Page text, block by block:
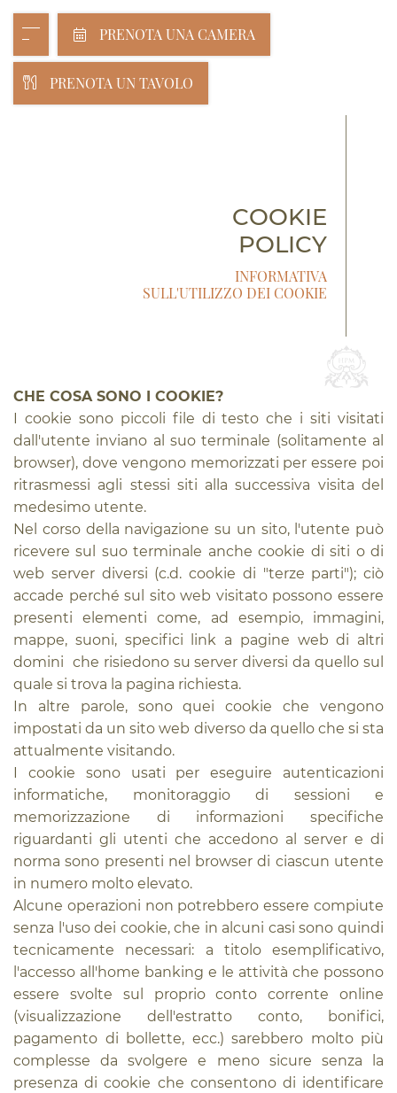
PRENOTA UNA CAMERA
COOKIE
POLICY
INFORMATIVA
SULL'UTILIZZO DEI COOKIE
CHE COSA SONO I COOKIE?
I cookie sono piccoli file di testo che i siti visitati
dall'utente inviano al suo terminale (solitamente al
browser), dove vengono memorizzati per essere poi
ritrasmessi agli stessi siti alla successiva visita del
medesimo utente.
Nel corso della navigazione su un sito, l'utente può
ricevere sul suo terminale anche cookie di siti o di
web server diversi (c.d. cookie di "terze parti"); ciò
accade perché sul sito web visitato possono essere
presenti elementi come, ad esempio, immagini,
mappe, suoni, specifici link a pagine web di altri
domini che risiedono su server diversi da quello sul
quale si trova la pagina richiesta.
In altre parole, sono quei cookie che vengono
impostati da un sito web diverso da quello che si sta
attualmente visitando.
I cookie sono usati per eseguire autenticazioni
informatiche, monitoraggio di sessioni e
memorizzazione di informazioni specifiche
riguardanti gli utenti che accedono al server e di
norma sono presenti nel browser di ciascun utente
in numero molto elevato.
Alcune operazioni non potrebbero essere compiute
senza l'uso dei cookie, che in alcuni casi sono quindi
tecnicamente necessari: a titolo esemplificativo,
l'accesso all'home banking e le attività che possono
essere svolte sul proprio conto corrente online
(visualizzazione dell'estratto conto, bonifici,
pagamento di bollette, ecc.) sarebbero molto più
complesse da svolgere e meno sicure senza la
presenza di cookie che consentono di identificare
PRENOTA UN TAVOLO